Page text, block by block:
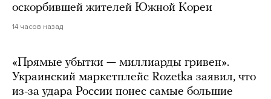
оскорбившей жителей Южной Кореи
14 часов назад
«Прямые убытки — миллиарды гривен».
Украинский маркетплейс Rozetka заявил, что
из-за удара России понес самые большие